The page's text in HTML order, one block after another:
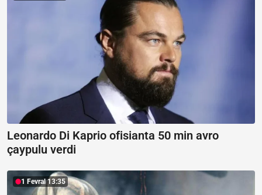
Leonardo Di Kaprio ofisianta 50 min avro
çaypulu verdi
1 Fevral 13:35